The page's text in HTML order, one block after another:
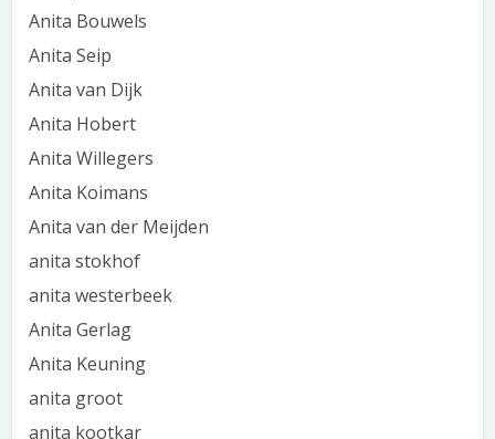
Anita Bouwels
Anita Seip
Anita van Dijk
Anita Hobert
Anita Willegers
Anita Koimans
Anita van der Meijden
anita stokhof
anita westerbeek
Anita Gerlag
Anita Keuning
anita groot
anita kootkar